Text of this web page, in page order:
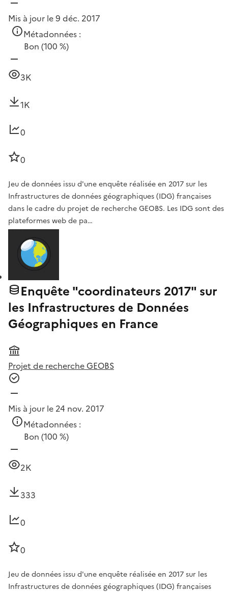
Mis à jour le 9 déc. 2017
Métadonnées :
Bon (100 %)
3K
1K
0
0
Jeu de données issu d'une enquête réalisée en 2017 sur les
Infrastructures de données géographiques (IDG) françaises
dans le cadre du projet de recherche GEOBS. Les IDG sont des
plateformes web de pa…
Enquête "coordinateurs 2017" sur
les Infrastructures de Données
Géographiques en France
Projet de recherche GEOBS
Mis à jour le 24 nov. 2017
Métadonnées :
Bon (100 %)
2K
333
0
0
Jeu de données issu d'une enquête réalisée en 2017 sur les
Infrastructures de données géographiques (IDG) françaises